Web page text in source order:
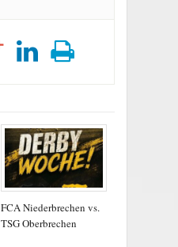
FCA Niederbrechen vs.
TSG Oberbrechen